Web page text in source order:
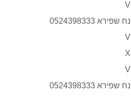
V
נח שפירא 0524398333
V
X
V
נח שפירא 0524398333